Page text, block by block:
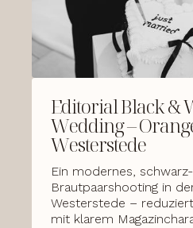
Editorial Black &
Wedding –
Westerstede
Ein modernes,
Brautpaarshooting in
Westerstede –
mit klarem